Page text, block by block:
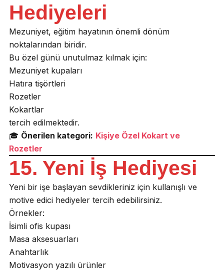
Hediyeleri
Mezuniyet, eğitim hayatının önemli dönüm
noktalarından biridir.
Bu özel günü unutulmaz kılmak için:
Mezuniyet kupaları
Hatıra tişörtleri
Rozetler
Kokartlar
tercih edilmektedir.
🎓 Önerilen kategori: Kişiye Özel Kokart ve
Rozetler
15. Yeni İş Hediyesi
Yeni bir işe başlayan sevdikleriniz için kullanışlı ve
motive edici hediyeler tercih edebilirsiniz.
Örnekler:
İsimli ofis kupası
Masa aksesuarları
Anahtarlık
Motivasyon yazılı ürünler